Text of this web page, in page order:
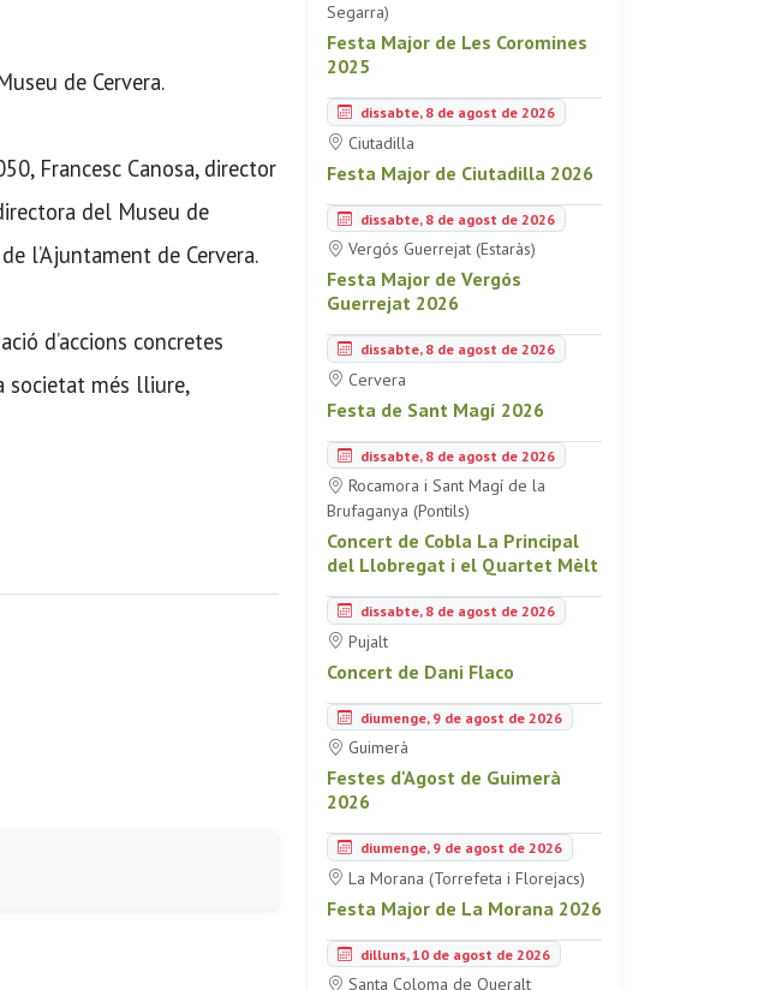
de Cervera.
Francesc Canosa, director
del Museu de
l’Ajuntament de Cervera.
d’accions concretes
societat més lliure,
Segarra)
Festa Major de Les Coromines
2025
dissabte, 8 de agost de 2026
Ciutadilla
Festa Major de Ciutadilla 2026
dissabte, 8 de agost de 2026
Vergós Guerrejat (Estaràs)
Festa Major de Vergós
Guerrejat 2026
dissabte, 8 de agost de 2026
Cervera
Festa de Sant Magí 2026
dissabte, 8 de agost de 2026
Rocamora i Sant Magí de la
Brufaganya (Pontils)
Concert de Cobla La Principal
del Llobregat i el Quartet Mèlt
dissabte, 8 de agost de 2026
Pujalt
Concert de Dani Flaco
diumenge, 9 de agost de 2026
Guimerà
Festes d'Agost de Guimerà
2026
diumenge, 9 de agost de 2026
La Morana (Torrefeta i Florejacs)
Festa Major de La Morana 2026
dilluns, 10 de agost de 2026
Santa Coloma de Queralt